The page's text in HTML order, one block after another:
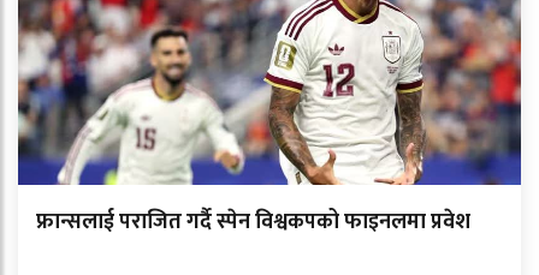
फ्रान्सलाई पराजित गर्दै स्पेन विश्वकपको फाइनलमा प्रवेश